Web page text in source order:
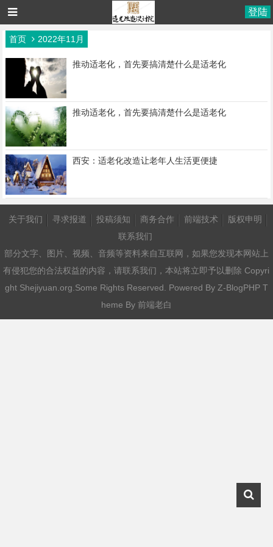
登陆
首页 2022年11月
推动适老化，首先要搞清楚什么是适老化
推动适老化，首先要搞清楚什么是适老化
西安：适老化改造让老年人生活更便捷
关于我们 寻求报道 投稿须知 商务合作 前端技术
版权申明
联系我们
部分文字、图片、视频、音频等资料来自互联网，如果您发现本网站上
有侵犯您的合法权益的内容，请联系我们，本站将立即予以删除 Copyri
ght Shejiyuan.org.Some Rights Reserved. Powered By Z-BlogPHPT
heme By 前端老白